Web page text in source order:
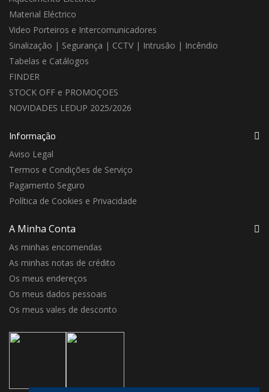
Material Eléctrico
Video Porteiros e Intercomunicadores
Sinalização | Segurança | CCTV | Intrusão | Incêndio
Tabelas e Catálogos
FINDER
STOCK OFF e PROMOÇOES
NOVIDADES LEDUP 2025/2026
Informação
Aviso Legal
Termos e Condições de Serviço
Pagamento Seguro
Política de Cookies e Privacidade
A Minha Conta
As minhas encomendas
As minhas notas de crédito
Os meus endereços
Os meus dados pessoais
Os meus vales de desconto